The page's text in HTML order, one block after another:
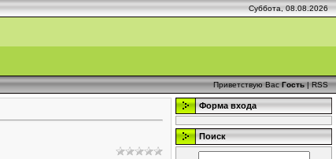
Суббота, 08.08.2026
Приветствую Вас Гость|RSS
Форма входа
Поиск